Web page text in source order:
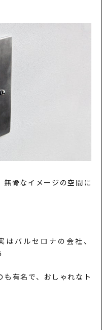
無骨なイメージの空間に
バルセロナの会社、
有名で、おしゃれなト